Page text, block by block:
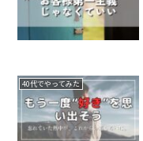
40代でやってみた